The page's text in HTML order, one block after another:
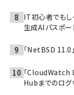
IT初心者でもし
生成AIパスポー
「NetBSD 11.0
「
Hubまでのログ